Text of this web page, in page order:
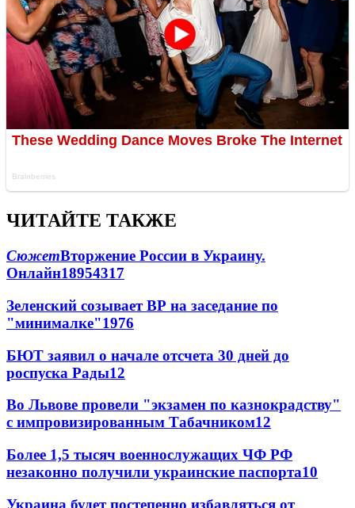
ЧИТАЙТЕ ТАКЖЕ
СюжетВторжение России в Украину.
Онлайн18954317
Зеленский созывает ВР на заседание по
"минималке"1976
БЮТ заявил о начале отсчета 30 дней до
роспуска Рады12
Во Львове провели "экзамен по казнокрадству"
с импровизированным Табачником12
Более 1,5 тысяч военнослужащих ЧФ РФ
незаконно получили украинские паспорта10
Украина будет постепенно избавляться от